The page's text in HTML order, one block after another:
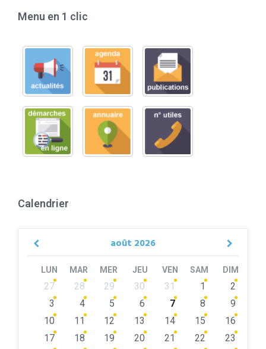
Menu en 1 clic
Calendrier
août 2026
Previous
LUN MAR MER JEU VEN SAM DIM
Skip
calendar
27 28 29 30 31 1
2
3
4 5 6 7 8
9
10
11 12 13 14 15
16
17
18 19 20 21 22
23